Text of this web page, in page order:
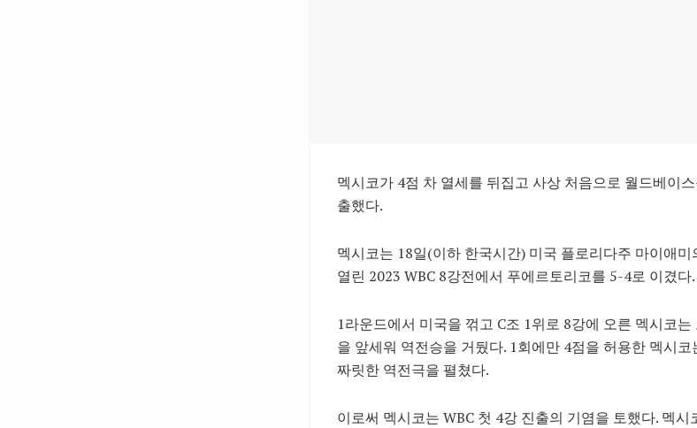
멕시코가 4점 차 열세를 뒤집고 사상 처음으로 월드베이
출했다.
멕시코는 18일(이하 한국시간) 미국 플로리다주 마이애미
열린 2023 WBC 8강전에서 푸에르토리코를 5-4로 이겼다.
1라운드에서 미국을 꺾고 C조 1위로 8강에 오른 멕시코
을 앞세워 역전승을 거뒀다. 1회에만 4점을 허용한 멕시
짜릿한 역전극을 펼쳤다.
이로써 멕시코는 WBC 첫 4강 진출의 기염을 토했다. 멕